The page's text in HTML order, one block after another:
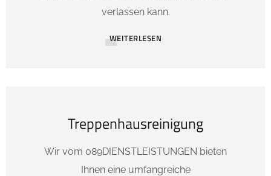
verlassen kann.
WEITERLESEN
Treppenhausreinigung
Wir vom 089DIENSTLEISTUNGEN bieten
Ihnen eine umfangreiche